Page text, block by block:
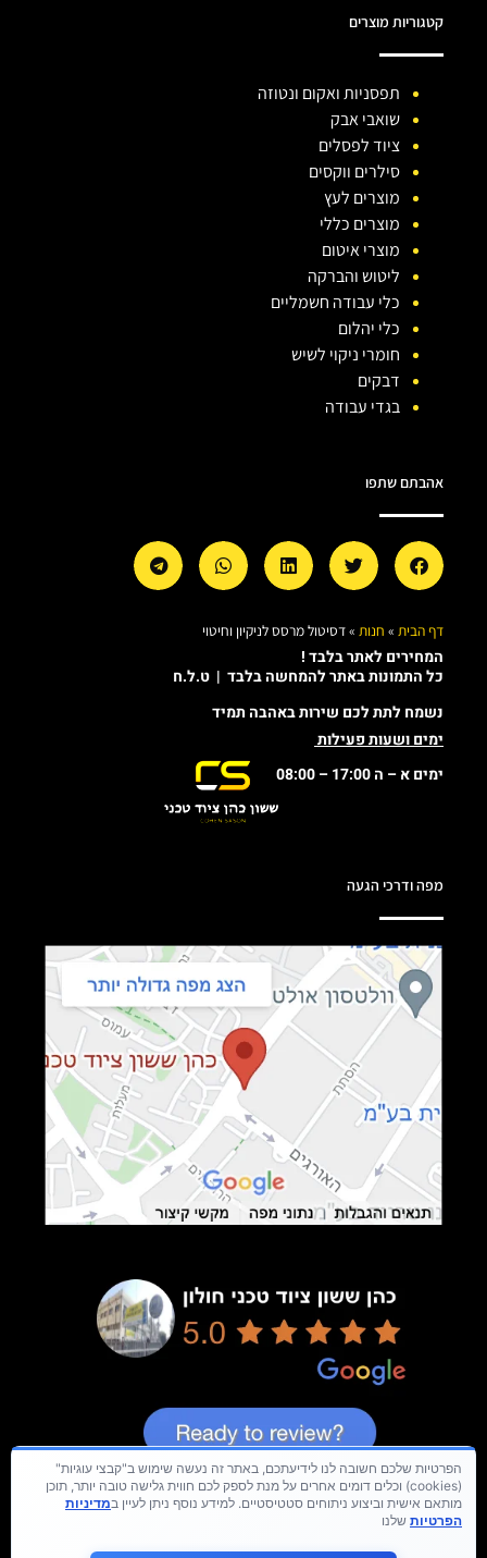
קטגוריות מוצרים
תפסניות ואקום ונטוזה
שואבי אבק
ציוד לפסלים
סילרים ווקסים
מוצרים לעץ
מוצרים כללי
מוצרי איטום
ליטוש והברקה
כלי עבודה חשמליים
כלי יהלום
חומרי ניקוי לשיש
דבקים
בגדי עבודה
אהבתם שתפו
דף הבית » חנות »דסיטול מרסס לניקיון וחיטוי
המחירים לאתר בלבד !
כל התמונות באתר להמחשה בלבד | ט.ל.ח
נשמח לתת לכם שירות באהבה תמיד
ימים ושעות פעילות
ימים א – ה 17:00 – 08:00
מפה ודרכי הגעה
הפרטיות שלכם חשובה לנו לידיעתכם, באתר זה נעשה שימוש ב"קבצי עוגיות"
(cookies) וכלים דומים אחרים על מנת לספק לכם חווית גלישה טובה יותר, תוכן
מותאם אישית וביצוע ניתוחים סטטיסטיים. למידע נוסף ניתן לעיין במדיניות
הפרטיות שלנו